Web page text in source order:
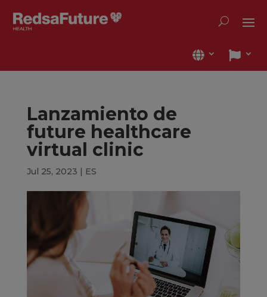
Lanzamiento de
future healthcare
virtual clinic
Jul 25, 2023 | ES